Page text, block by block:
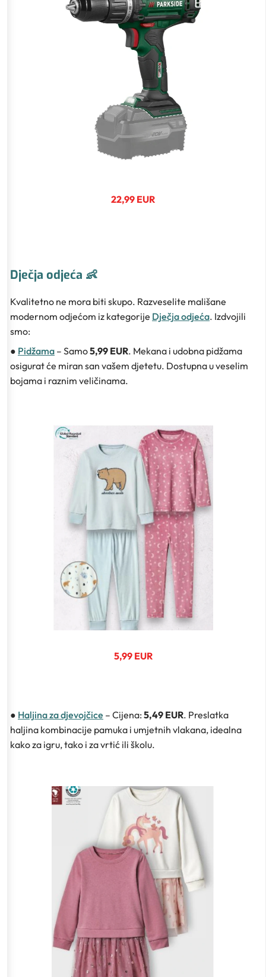
22,99 EUR
Dječja odjeća 👶
Kvalitetno ne mora biti skupo. Razveselite mališane
modernom odjećom iz kategorije Dječja odjeća. Izdvojili
smo:
● Pidžama – Samo5,99 EUR. Mekana i udobna pidžama
osigurat će miran san vašem djetetu. Dostupna u veselim
bojama i raznim veličinama.
5,99 EUR
● Haljina za djevojčice – Cijena: 5,49 EUR. Preslatka
haljina kombinacije pamuka i umjetnih vlakana, idealna
kako za igru, tako i za vrtić ili školu.